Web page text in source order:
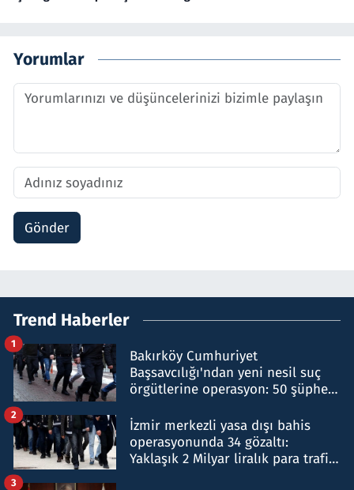
Yorumlar
Gönder
Trend Haberler
Bakırköy Cumhuriyet
Başsavcılığı'ndan yeni nesil suç
örgütlerine operasyon: 50 şüpheli
1
İzmir merkezli yasa dışı bahis
operasyonunda 34 gözaltı:
Yaklaşık 2 Milyar liralık para trafiği
2
3